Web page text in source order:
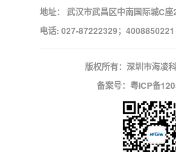
地址： 武汉市武昌区中南国际城C
电话: 027-87222329；4008850221
版权所有：深圳市海凌
备案号： 粤ICP备